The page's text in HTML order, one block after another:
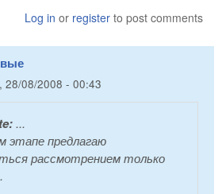
Log in or register to post comments
28/08/2008 - 00:43
...
этапе предлагаю
рассмотрением только